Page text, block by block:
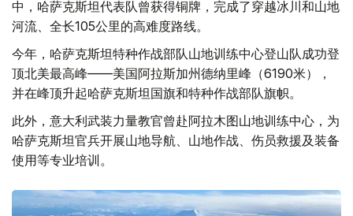
中，哈萨克斯坦代表队曾获得铜牌，完成了穿越冰川和山地
河流、全长105公里的高难度路线。
今年，哈萨克斯坦特种作战部队山地训练中心登山队成功登
顶北美最高峰——美国阿拉斯加州德纳里峰（6190米），
并在峰顶升起哈萨克斯坦国旗和特种作战部队旗帜。
此外，意大利武装力量教官曾赴阿拉木图山地训练中心，为
哈萨克斯坦官兵开展山地导航、山地作战、伤员救援及装备
使用等专业培训。